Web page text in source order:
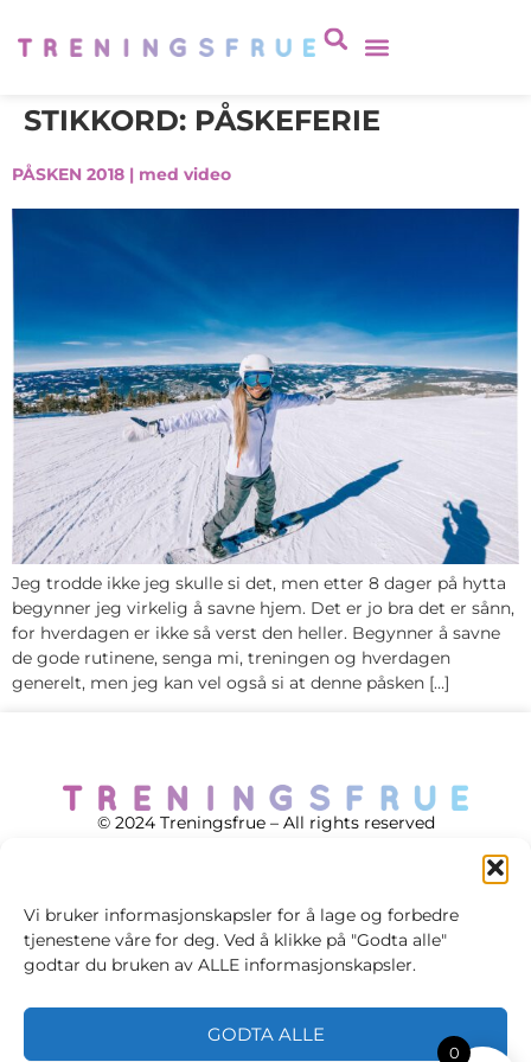
Vi bruker informasjonskapsler for å lage og forbedre
tjenestene våre for deg. Ved å klikke på "Godta alle"
godtar du bruken av ALLE informasjonskapsler.
GODTA ALLE
STIKKORD: PÅSKEFERIE
PÅSKEN 2018 | med video
Jeg trodde ikke jeg skulle si det, men etter 8 dager på hytta
begynner jeg virkelig å savne hjem. Det er jo bra det er sånn,
for hverdagen er ikke så verst den heller. Begynner å savne
de gode rutinene, senga mi, treningen og hverdagen
generelt, men jeg kan vel også si at denne påsken […]
© 2024 Treningsfrue – All rights reserved
Cookie policy
Personvernsvilkår
0